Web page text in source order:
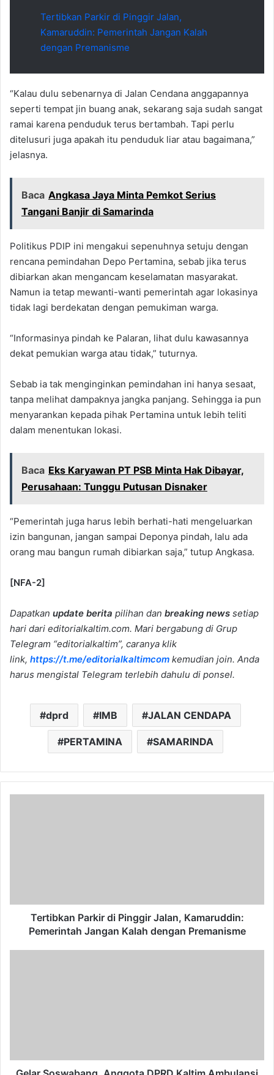
Tertibkan Parkir di Pinggir Jalan,
Kamaruddin: Pemerintah Jangan Kalah
dengan Premanisme
“Kalau dulu sebenarnya di Jalan Cendana anggapannya
seperti tempat jin buang anak, sekarang saja sudah sangat
ramai karena penduduk terus bertambah. Tapi perlu
ditelusuri juga apakah itu penduduk liar atau bagaimana,”
jelasnya.
Baca Angkasa Jaya Minta Pemkot Serius
Tangani Banjir di Samarinda
Politikus PDIP ini mengakui sepenuhnya setuju dengan
rencana pemindahan Depo Pertamina, sebab jika terus
dibiarkan akan mengancam keselamatan masyarakat.
Namun ia tetap mewanti-wanti pemerintah agar lokasinya
tidak lagi berdekatan dengan pemukiman warga.
“Informasinya pindah ke Palaran, lihat dulu kawasannya
dekat pemukian warga atau tidak,” tuturnya.
Sebab ia tak menginginkan pemindahan ini hanya sesaat,
tanpa melihat dampaknya jangka panjang. Sehingga ia pun
menyarankan kepada pihak Pertamina untuk lebih teliti
dalam menentukan lokasi.
Baca Eks Karyawan PT PSB Minta Hak Dibayar,
Perusahaan: Tunggu Putusan Disnaker
“Pemerintah juga harus lebih berhati-hati mengeluarkan
izin bangunan, jangan sampai Deponya pindah, lalu ada
orang mau bangun rumah dibiarkan saja,” tutup Angkasa.
[NFA-2]
Dapatkan update berita pilihan dan breaking news setiap
hari dari editorialkaltim.com. Mari bergabung di Grup
Telegram “editorialkaltim”, caranya klik
link, https://t.me/editorialkaltimcom kemudian join. Anda
harus mengistal Telegram terlebih dahulu di ponsel.
dprd IMB JALAN CENDAPA
PERTAMINA SAMARINDA
Kalah
dengan
Premanisme
Tertibkan Parkir di Pinggir Jalan, Kamaruddin:
Pemerintah Jangan Kalah dengan Premanisme
Masyarakat
Jaga